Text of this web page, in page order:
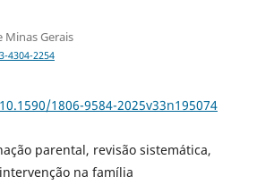
Minas Gerais
4304-2254
1806-9584-2025v33n195074
parental, revisão sistemática,
na família